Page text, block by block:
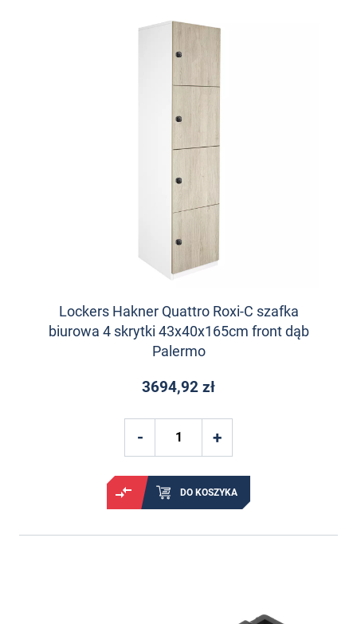
Lockers Hakner Quattro Roxi-C szafka
biurowa 4 skrytki 43x40x165cm front dąb
Palermo
3694,92 zł
DO KOSZYKA